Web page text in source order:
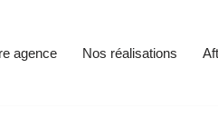
agence Nos réalisations